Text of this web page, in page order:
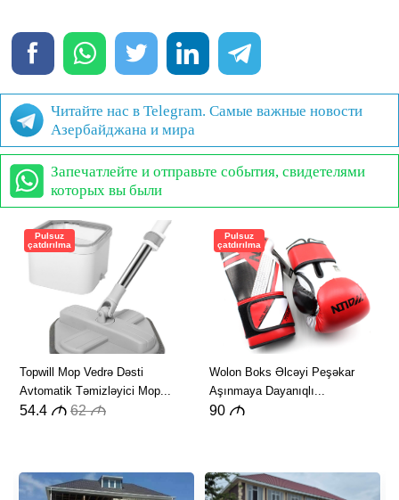
Читайте нас в Telegram. Самые важные новости
Азербайджана и мира
Запечатлейте и отправьте события, свидетелями
которых вы были